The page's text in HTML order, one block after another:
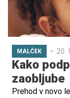
MALČEK 20.
Kako
zaobljube
Prehod v novo